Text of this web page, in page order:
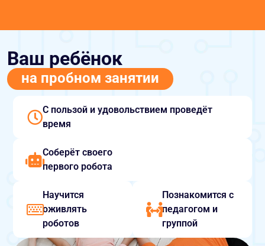
Ваш ребёнок
на пробном занятии
С пользой и удовольствием проведёт
время
Соберёт своего
первого робота
Научится
оживлять
роботов
Познакомится с
педагогом и
группой